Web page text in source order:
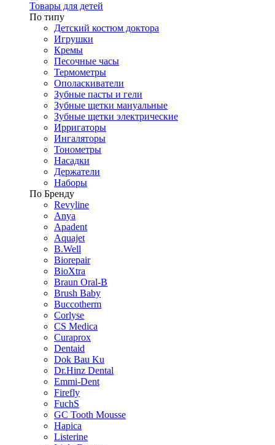
Товары для детей
По типу
Детский костюм доктора
Игрушки
Кремы
Песочные часы
Термометры
Ополаскиватели
Зубные пасты и гели
Зубные щетки мануальные
Зубные щетки электрические
Ирригаторы
Ингаляторы
Тонометры
Насадки
Держатели
Наборы
По Бренду
Revyline
Anya
Apadent
Aquajet
B.Well
Biorepair
BioXtra
Braun Oral-B
Brush Baby
Buccotherm
Corlyse
CS Medica
Curaprox
Dentaid
Dok Bau Ku
Dr.Hinz Dental
Emmi-Dent
Firefly
FuchS
GC Tooth Mousse
Hapica
Listerine